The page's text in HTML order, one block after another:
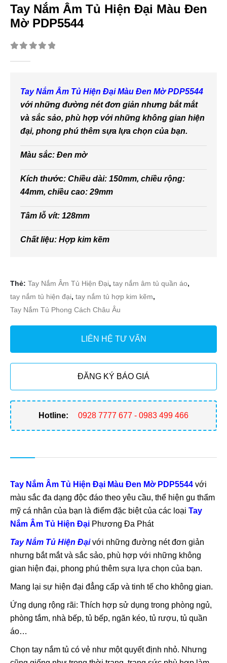
Tay Nắm Âm Tủ Hiện Đại Màu Đen
Mờ PDP5544
Tay Nắm Âm Tủ Hiện Đại Màu Đen Mờ PDP5544
với những đường nét đơn giản nhưng bắt mắt
và sắc sảo, phù hợp với những không gian hiện
đại, phong phú thêm sựa lựa chọn của bạn.
Màu sắc: Đen mờ
Kích thước: Chiều dài: 150mm, chiều rộng:
44mm, chiều cao: 29mm
Tâm lỗ vít: 128mm
Chất liệu: Hợp kim kẽm
Thẻ: Tay Nắm Âm Tủ Hiện Đại, tay nắm âm tủ quần áo,
tay nắm tủ hiện đại, tay nắm tủ hợp kim kẽm,
Tay Nắm Tủ Phong Cách Châu Âu
LIÊN HỆ TƯ VẤN
ĐĂNG KÝ BÁO GIÁ
Hotline: 0928 7777 677 - 0983 499 466
Tay Nắm Âm Tủ Hiện Đại Màu Đen Mờ PDP5544 với
màu sắc đa dạng độc đáo theo yêu cầu, thể hiện gu thẩm
mỹ cá nhân của bạn là điểm đặc biệt của các loại Tay
Nắm Âm Tủ Hiện Đại Phương Đa Phát
Tay Nắm Tủ Hiện Đạivới những đường nét đơn giản
nhưng bắt mắt và sắc sảo, phù hợp với những không
gian hiện đại, phong phú thêm sựa lựa chọn của bạn.
Mang lại sự hiện đại đẳng cấp và tinh tế cho không gian.
Ứng dụng rộng rãi: Thích hợp sử dụng trong phòng ngủ,
phòng tắm, nhà bếp, tủ bếp, ngăn kéo, tủ rượu, tủ quần
áo…
Chọn tay nắm tủ có vẻ như một quyết định nhỏ. Nhưng